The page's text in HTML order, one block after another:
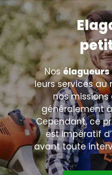
Nos élagueurs
leurs services au
nos
généralement
Cependant, ce
est impératif
avant toute